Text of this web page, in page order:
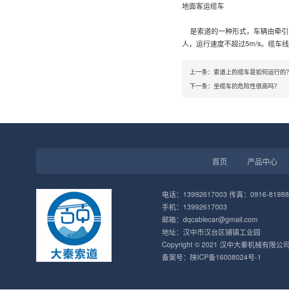
地面客运缆车
是索道的一种形式，车辆由牵
人，运行速度不超过5m/s。缆车
上一条： 索道上的缆车是如何运行的？
下一条： 坐缆车的危险性很高吗？
首页 产品中心
电话：13992617003 传真：0916-
手机：13992617003
邮箱：dqcablecar@gmail.com
地址：汉中市汉台区铺镇工业园
Copyright © 2021 汉中大秦机械有限公
备案号： 陕ICP备16008024号-1